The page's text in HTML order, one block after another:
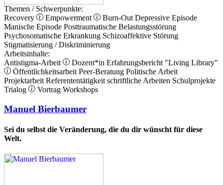
Themen / Schwerpunkte:
Recovery
Empowerment Burn-Out Depressive Episode
Manische Episode Posttraumatische Belastungsstörung
Psychosomatische Erkrankung Schizoaffektive Störung
Stigmatisierung / Diskriminierung
Arbeitsinhalte:
Antistigma-Arbeit
Dozent*in Erfahrungsbericht "Living Library"
Öffentlichkeitsarbeit Peer-Beratung Politische Arbeit
Projektarbeit Referententätigkeit schriftliche Arbeiten Schulprojekte
Trialog
Vortrag Workshops
Manuel Bierbaumer
Sei du selbst die Veränderung, die du dir wünscht für diese
Welt.